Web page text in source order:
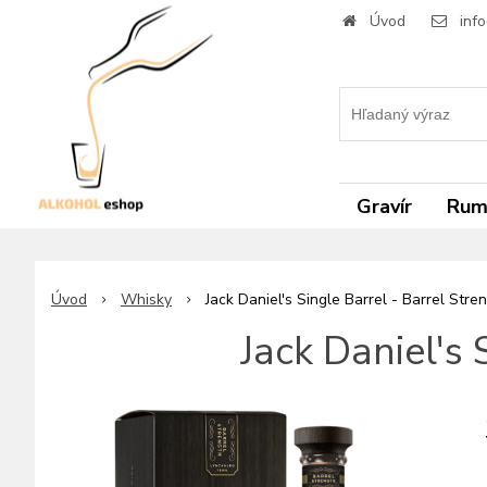
Úvod
Gravír Rum
Úvod Whisky Jack Daniel's Single Barrel - Barrel
Jack